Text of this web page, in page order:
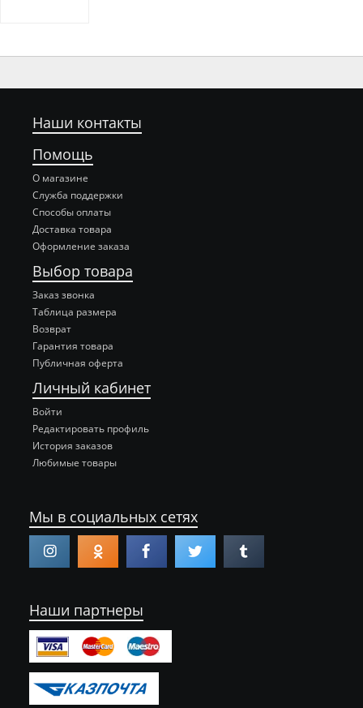
Наши контакты
Помощь
О магазине
Служба поддержки
Способы оплаты
Доставка товара
Оформление заказа
Выбор товара
Заказ звонка
Таблица размера
Возврат
Гарантия товара
Публичная оферта
Личный кабинет
Войти
Редактировать профиль
История заказов
Любимые товары
Мы в социальных сетях
Наши партнеры